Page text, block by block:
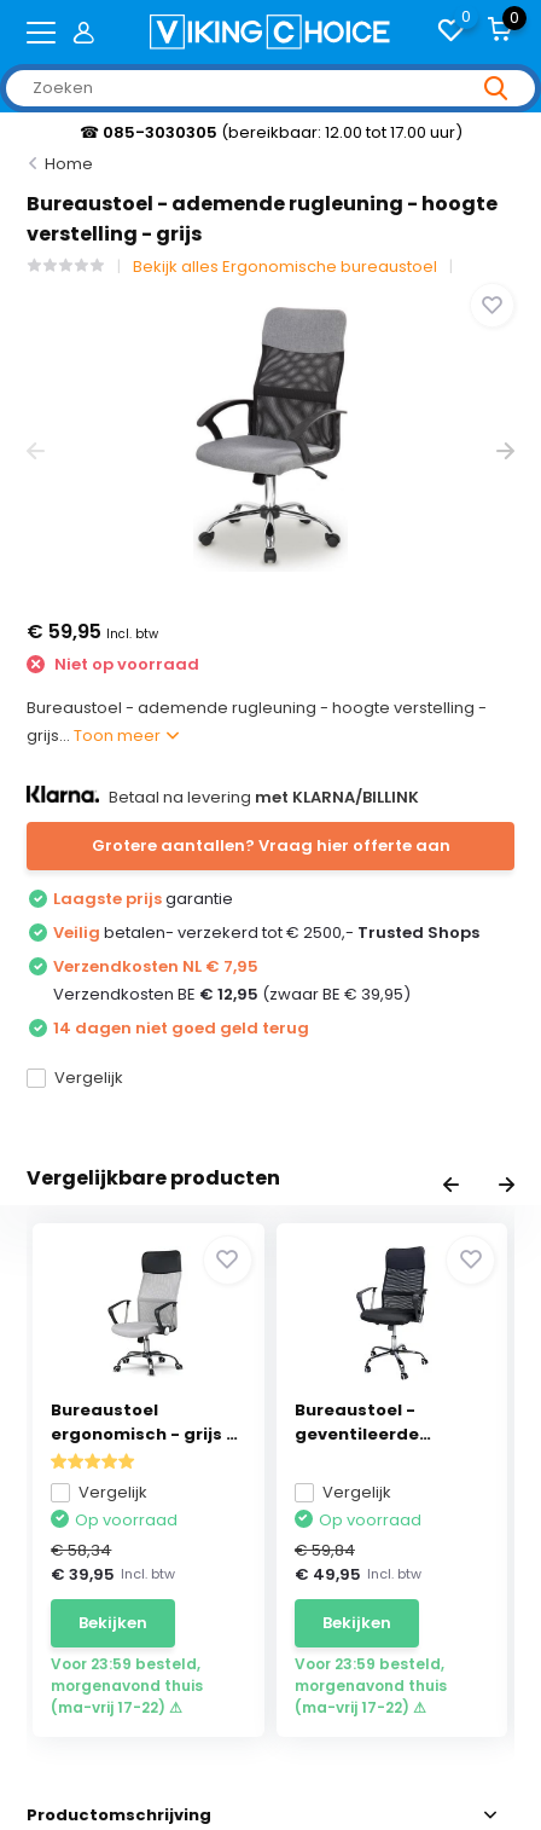
0 0
☎ 085-3030305 (bereikbaar: 12.00 tot 17.00 uur)
Home
Bureaustoel - ademende rugleuning - hoogte
verstelling - grijs
Bekijk alles Ergonomische bureaustoel
€ 59,95 Incl. btw
Niet op voorraad
Bureaustoel - ademende rugleuning - hoogte verstelling -
grijs...Toon meer
Betaal na levering met KLARNA/BILLINK
Grotere aantallen? Vraag hier offerte aan
Laagste prijsgarantie
Veilig betalen- verzekerd tot € 2500,- Trusted Shops
Verzendkosten NL € 7,95
Verzendkosten BE € 12,95 (zwaar BE € 39,95)
14 dagen niet goed geld terug
Vergelijk
Vergelijkbare producten
Bureaustoel
ergonomisch - grijs -
Syd...
Vergelijk
Op voorraad
€ 58,34
€ 39,95 Incl. btw
Bekijken
Voor 23:59 besteld,
morgenavond thuis
(ma-vrij 17-22) ⚠
Bureaustoel -
geventileerde
Vergelijk
Op voorraad
€ 59,84
€ 49,95 Incl. btw
Bekijken
Voor 23:59 besteld,
morgenavond thuis
(ma-vrij 17-22) ⚠
Productomschrijving